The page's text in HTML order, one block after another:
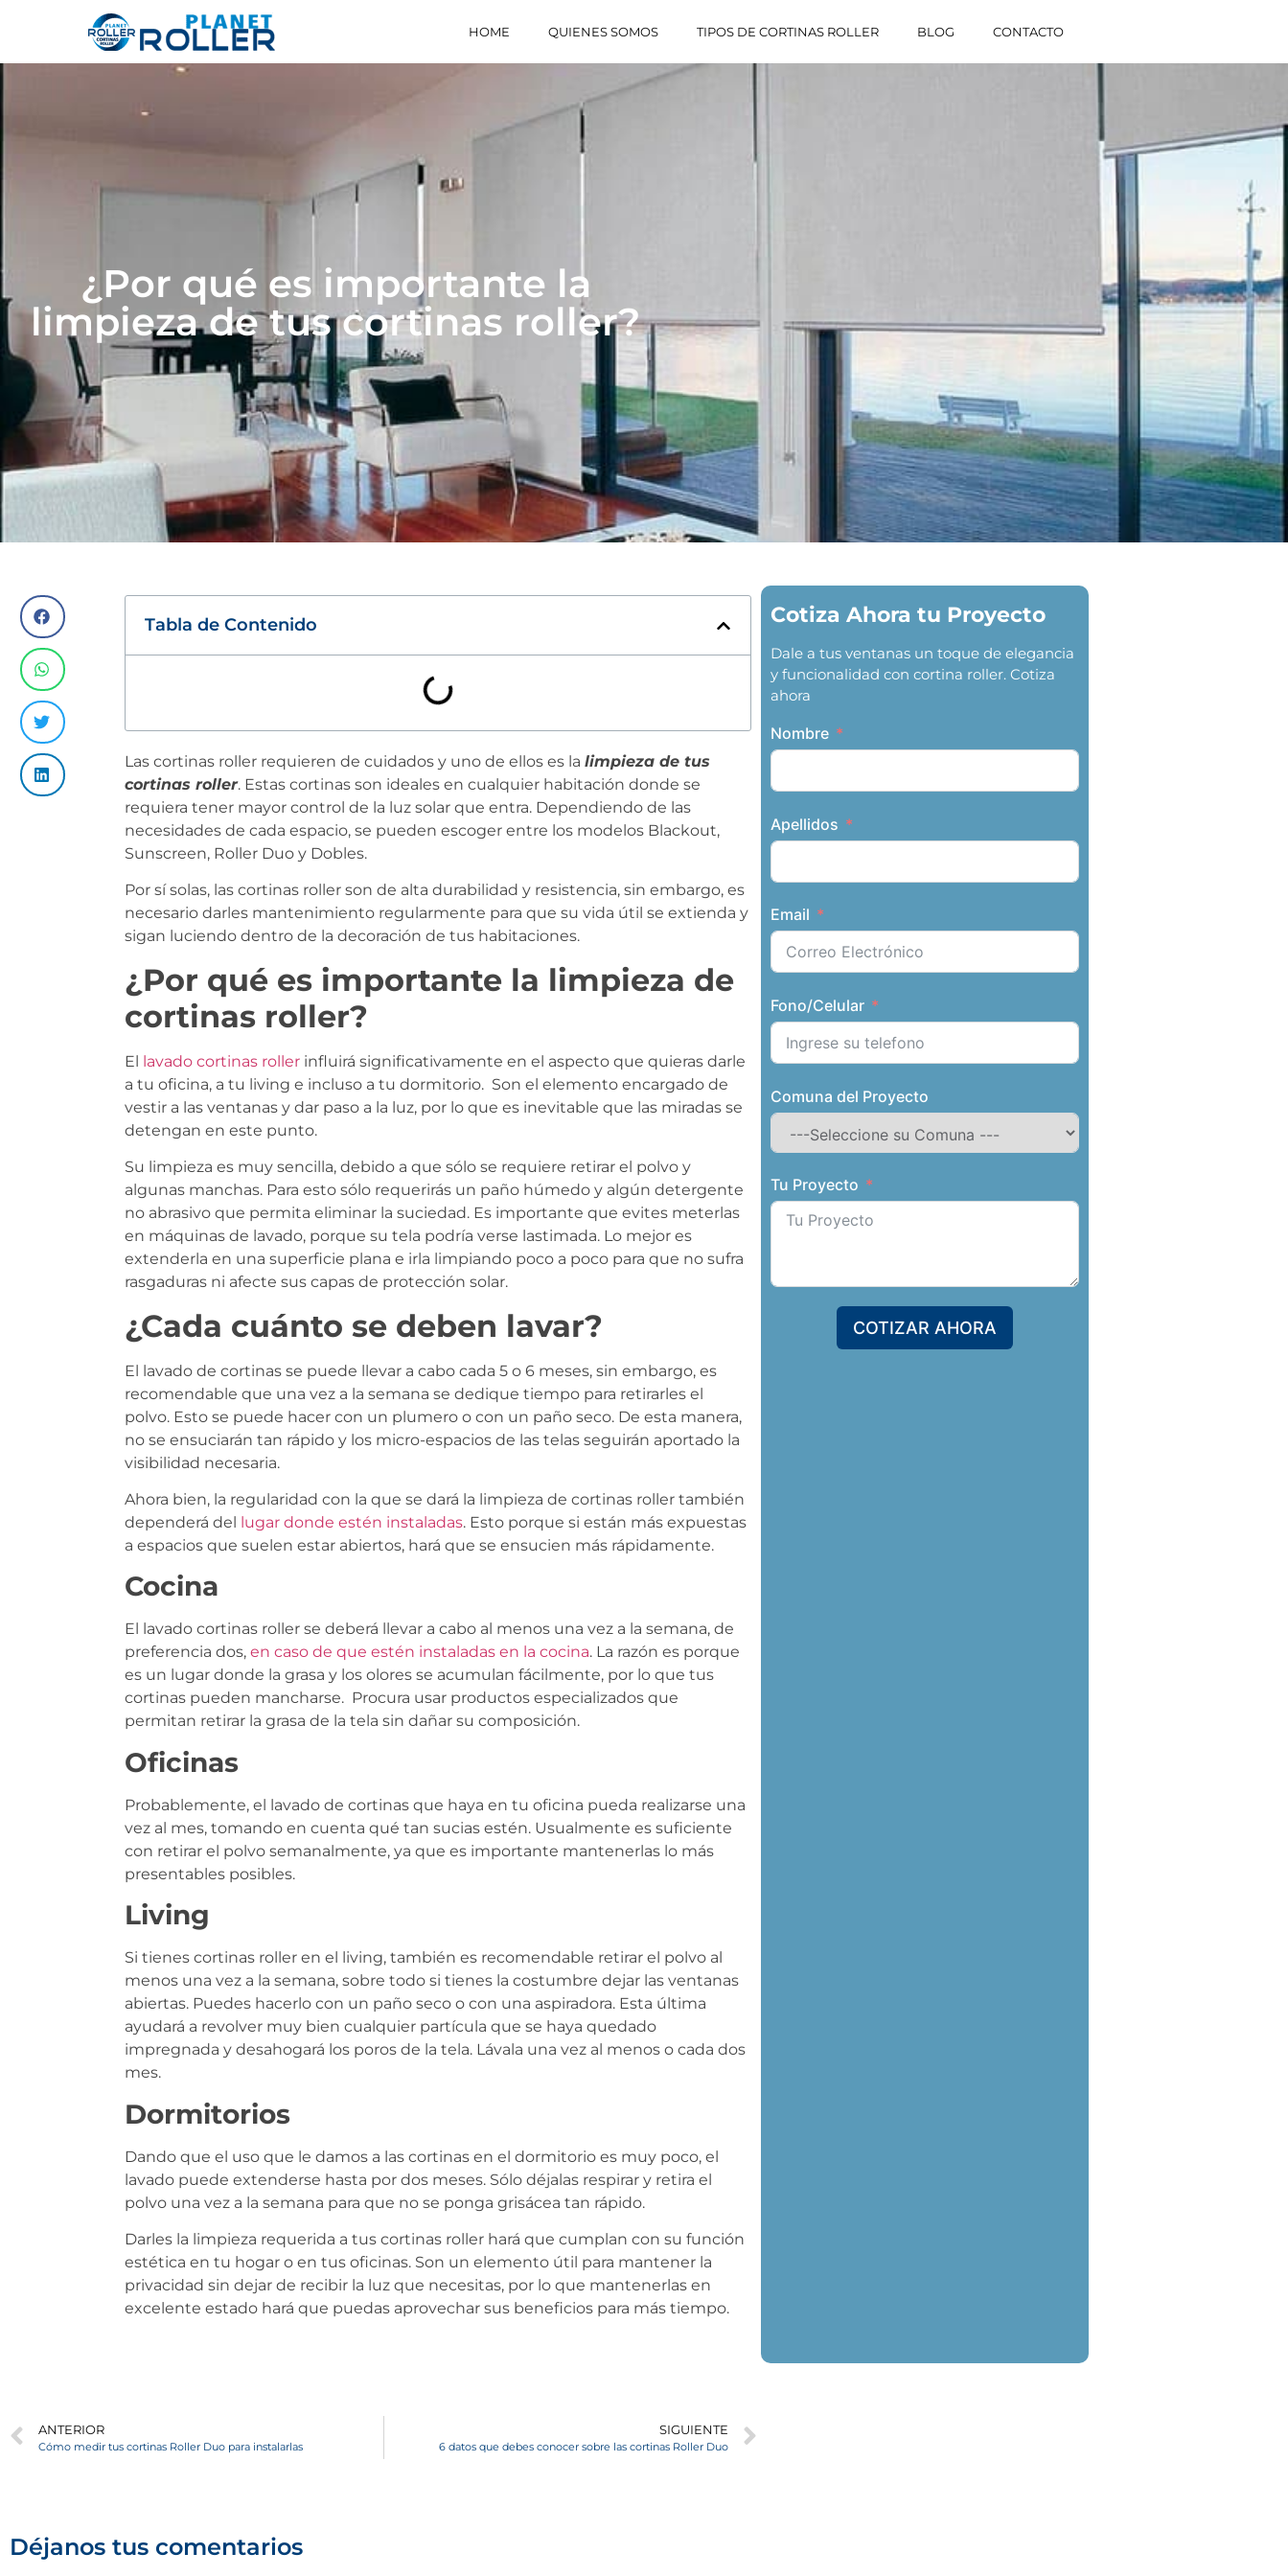
HOME QUIENES SOMOS TIPOS DE CORTINAS ROLLER BLOG CONTACTO
¿Por qué es importante la
limpieza de tus cortinas roller?
Tabla de Contenido
Las cortinas roller requieren de cuidados y uno de ellos es la limpieza de tus
cortinas roller. Estas cortinas son ideales en cualquier habitación donde se
requiera tener mayor control de la luz solar que entra. Dependiendo de las
necesidades de cada espacio, se pueden escoger entre los modelos Blackout,
Sunscreen, Roller Duo y Dobles.
Por sí solas, las cortinas roller son de alta durabilidad y resistencia, sin embargo, es
necesario darles mantenimiento regularmente para que su vida útil se extienda y
sigan luciendo dentro de la decoración de tus habitaciones.
¿Por qué es importante la limpieza de
cortinas roller?
El lavado cortinas rollerinfluirá significativamente en el aspecto que quieras darle
a tu oficina, a tu living e incluso a tu dormitorio. Son el elemento encargado de
vestir a las ventanas y dar paso a la luz, por lo que es inevitable que las miradas se
detengan en este punto.
Su limpieza es muy sencilla, debido a que sólo se requiere retirar el polvo y
algunas manchas. Para esto sólo requerirás un paño húmedo y algún detergente
no abrasivo que permita eliminar la suciedad. Es importante que evites meterlas
en máquinas de lavado, porque su tela podría verse lastimada. Lo mejor es
extenderla en una superficie plana e irla limpiando poco a poco para que no sufra
rasgaduras ni afecte sus capas de protección solar.
¿Cada cuánto se deben lavar?
El lavado de cortinas se puede llevar a cabo cada 5 o 6 meses, sin embargo, es
recomendable que una vez a la semana se dedique tiempo para retirarles el
polvo. Esto se puede hacer con un plumero o con un paño seco. De esta manera,
no se ensuciarán tan rápido y los micro-espacios de las telas seguirán aportado la
visibilidad necesaria.
Ahora bien, la regularidad con la que se dará la limpieza de cortinas roller también
dependerá del lugar donde estén instaladas. Esto porque si están más expuestas
a espacios que suelen estar abiertos, hará que se ensucien más rápidamente.
Cocina
El lavado cortinas roller se deberá llevar a cabo al menos una vez a la semana, de
preferencia dos, en caso de que estén instaladas en la cocina. La razón es porque
es un lugar donde la grasa y los olores se acumulan fácilmente, por lo que tus
cortinas pueden mancharse. Procura usar productos especializados que
permitan retirar la grasa de la tela sin dañar su composición.
Oficinas
Probablemente, el lavado de cortinas que haya en tu oficina pueda realizarse una
vez al mes, tomando en cuenta qué tan sucias estén. Usualmente es suficiente
con retirar el polvo semanalmente, ya que es importante mantenerlas lo más
presentables posibles.
Living
Si tienes cortinas roller en el living, también es recomendable retirar el polvo al
menos una vez a la semana, sobre todo si tienes la costumbre dejar las ventanas
abiertas. Puedes hacerlo con un paño seco o con una aspiradora. Esta última
ayudará a revolver muy bien cualquier partícula que se haya quedado
impregnada y desahogará los poros de la tela. Lávala una vez al menos o cada dos
mes.
Dormitorios
Dando que el uso que le damos a las cortinas en el dormitorio es muy poco, el
lavado puede extenderse hasta por dos meses. Sólo déjalas respirar y retira el
polvo una vez a la semana para que no se ponga grisácea tan rápido.
Darles la limpieza requerida a tus cortinas roller hará que cumplan con su función
estética en tu hogar o en tus oficinas. Son un elemento útil para mantener la
privacidad sin dejar de recibir la luz que necesitas, por lo que mantenerlas en
excelente estado hará que puedas aprovechar sus beneficios para más tiempo.
Cotiza Ahora tu Proyecto
Dale a tus ventanas un toque de elegancia
y funcionalidad con cortina roller. Cotiza
ahora
Nombre
Apellidos
Email
Fono/Celular
Comuna del Proyecto
Tu Proyecto
COTIZAR AHORA
ANTERIOR
Cómo medir tus cortinas Roller Duo para instalarlas
SIGUIENTE
6 datos que debes conocer sobre las cortinas Roller Duo
Déjanos tus comentarios